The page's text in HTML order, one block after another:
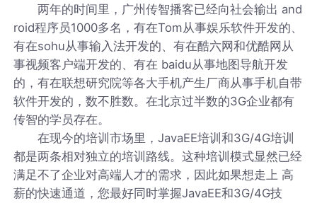
两年的时间里，广州传智播客已经向社会输出 and
roid程序员1000多名，有在Tom从事娱乐软件开发的、
有在sohu从事输入法开发的、有在酷六网和优酷网从
事视频客户端开发的、有在 baidu从事地图导航开发
的，有在联想研究院等各大手机产生厂商从事手机自带
软件开发的，数不胜数。在北京过半数的3G企业都有
传智的学员存在。
在现今的培训市场里，JavaEE培训和3G/4G培训
都是两条相对独立的培训路线。这种培训模式显然已经
满足不了企业对高端人才的需求，因此如果想走上 高
薪的快速通道，您最好同时掌握JavaEE和3G/4G技